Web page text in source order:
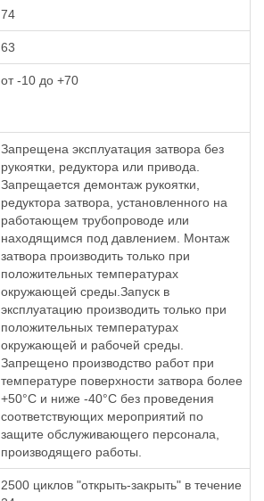
74
63
от -10 до +70
Запрещена эксплуатация затвора без
рукоятки, редуктора или привода.
Запрещается демонтаж рукоятки,
редуктора затвора, установленного на
работающем трубопроводе или
находящимся под давлением. Монтаж
затвора производить только при
положительных температурах
окружающей среды.Запуск в
эксплуатацию производить только при
положительных температурах
окружающей и рабочей среды.
Запрещено производство работ при
температуре поверхности затвора более
+50°С и ниже -40°С без проведения
соответствующих мероприятий по
защите обслуживающего персонала,
производящего работы.
2500 циклов "открыть-закрыть" в течение